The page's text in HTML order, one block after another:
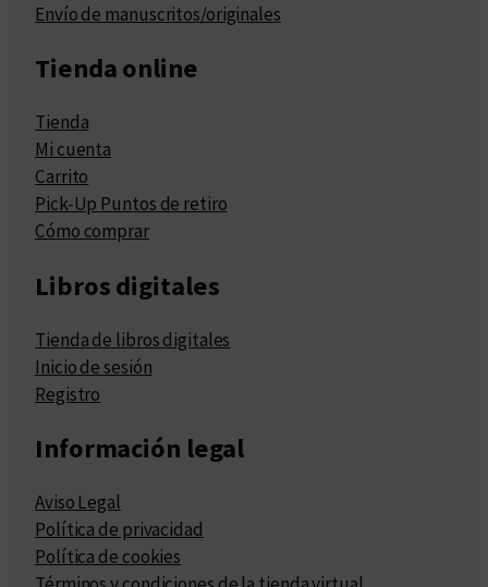
Envío de manuscritos/originales
Tienda online
Tienda
Mi cuenta
Carrito
Pick-Up Puntos de retiro
Cómo comprar
Libros digitales
Tienda de libros digitales
Inicio de sesión
Registro
Información legal
Aviso Legal
Política de privacidad
Política de cookies